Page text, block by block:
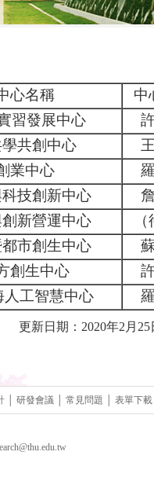
心名稱 中
習發展中心
共創中心
業中心
技創新中心
新營運中心
市創生中心
創生中心
人工智慧中心
更新日期：2020年2月25
研發會議 常見問題 表單下載